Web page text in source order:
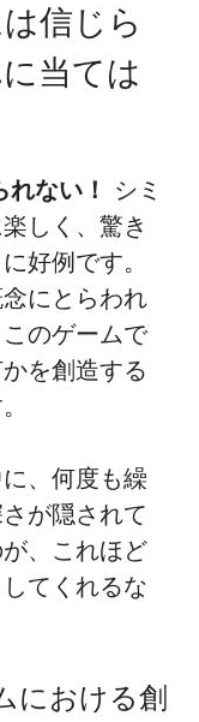
信じら
当ては
ない！
シミ
しく、驚き
好例です。
にとらわれ
のゲームで
を創造する
、何度も繰
が隠されて
、これほど
てくれるな
における創